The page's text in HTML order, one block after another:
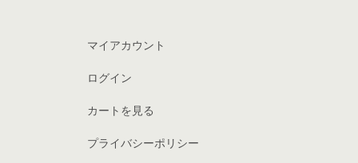
マイアカウント
ログイン
カートを見る
プライバシーポリシー